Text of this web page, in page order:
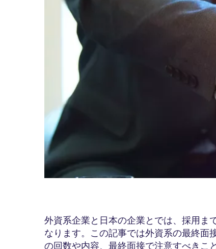
外資系企業と日本の企業とでは、採用ま
なります。この記事では外資系の最終面
の回数や内容、最終面接で注意すべきこ